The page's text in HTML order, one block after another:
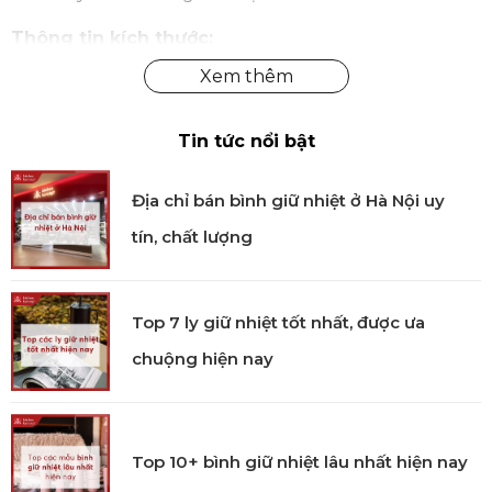
Thông tin kích thước:
Cân nặng: 1.7 kg
Sản phẩm có thể dùng hằng ngày hoặc trong
các buổi tiệc.
Vệ sinh & bảo quản:
Bảo quản nơi khô ráo.
Vệ sinh sản phẩm bằng nước sạch.
Bordallo không khuyến khích.
Tại Kitchen Koncept, chúng tôi cung cấp sản phẩm
Tin tức nổi bật
Địa chỉ bán bình giữ nhiệt ở Hà Nội uy
tín, chất lượng
Top 7 ly giữ nhiệt tốt nhất, được ưa
chuộng hiện nay
Top 10+ bình giữ nhiệt lâu nhất hiện nay